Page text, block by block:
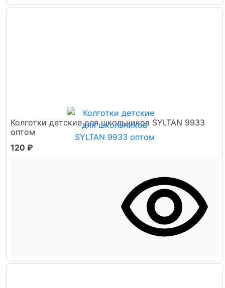
Колготки детские для школьников SYLTAN 9933
оптом
120 ₽